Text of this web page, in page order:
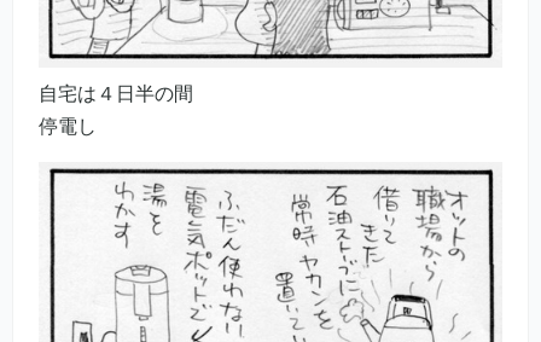
自宅は４日半の間
停電し